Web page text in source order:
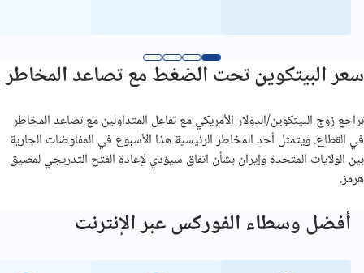
سعر البيتكوين تحت الضغط مع تصاعد المخاطر
تراجع زوج البيتكوين/الدولار الأمريكي مع تفاعل المتداولين مع تصاعد المخاطر
في القطاع. ويتمثل أحد المخاطر الرئيسية هذا الأسبوع في المفاوضات الجارية
بين الولايات المتحدة وإيران بشأن اتفاق سيؤدي لإعادة الفتح التدريجي لمضيق
هرمز.
أفضل وسطاء الفوركس عبر الإنترنت